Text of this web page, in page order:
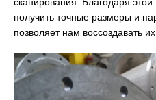
сканирования. Благодаря
получить точные размеры и
позволяет нам воссоздавать